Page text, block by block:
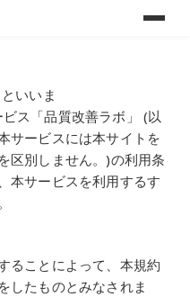
いいま
ス 「品質改善ラボ」(以
サービスには本サイトを
区別しません。)の利用条
本サービスを利用するす
ることによって、本規約
したものとみなされま